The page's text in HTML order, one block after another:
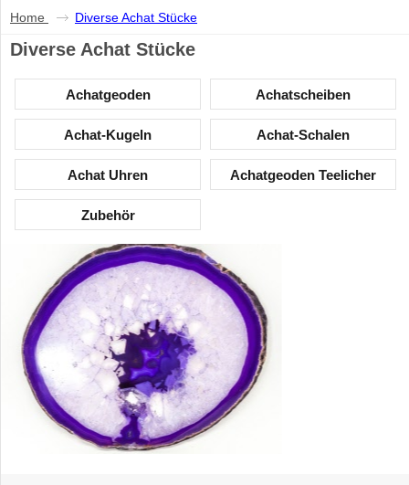
Home Diverse Achat Stücke
Diverse Achat Stücke
Achatgeoden Achatscheiben
Achat-Kugeln Achat-Schalen
Achat Uhren Achatgeoden Teelicher
Zubehör